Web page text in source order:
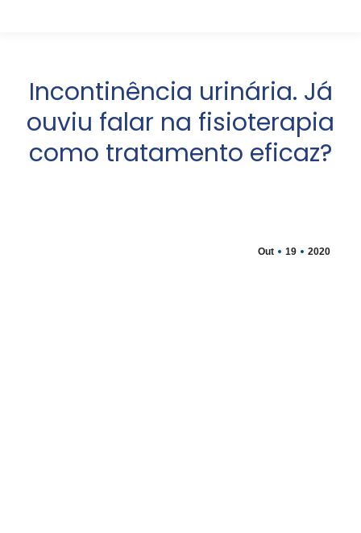
Incontinência urinária. Já
ouviu falar na fisioterapia
como tratamento eficaz?
Out 19 2020